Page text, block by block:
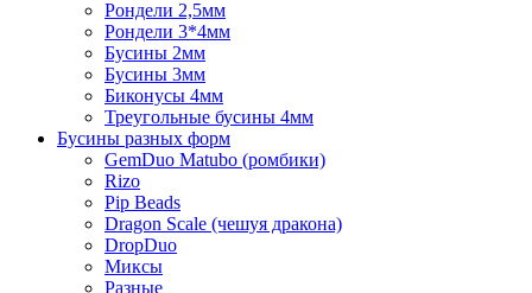
Рондели 2,5мм
Рондели 3*4мм
Бусины 2мм
Бусины 3мм
Биконусы 4мм
Треугольные бусины 4мм
Бусины разных форм
GemDuo Matubo (ромбики)
Rizo
Pip Beads
Dragon Scale (чешуя дракона)
DropDuo
Миксы
Разные